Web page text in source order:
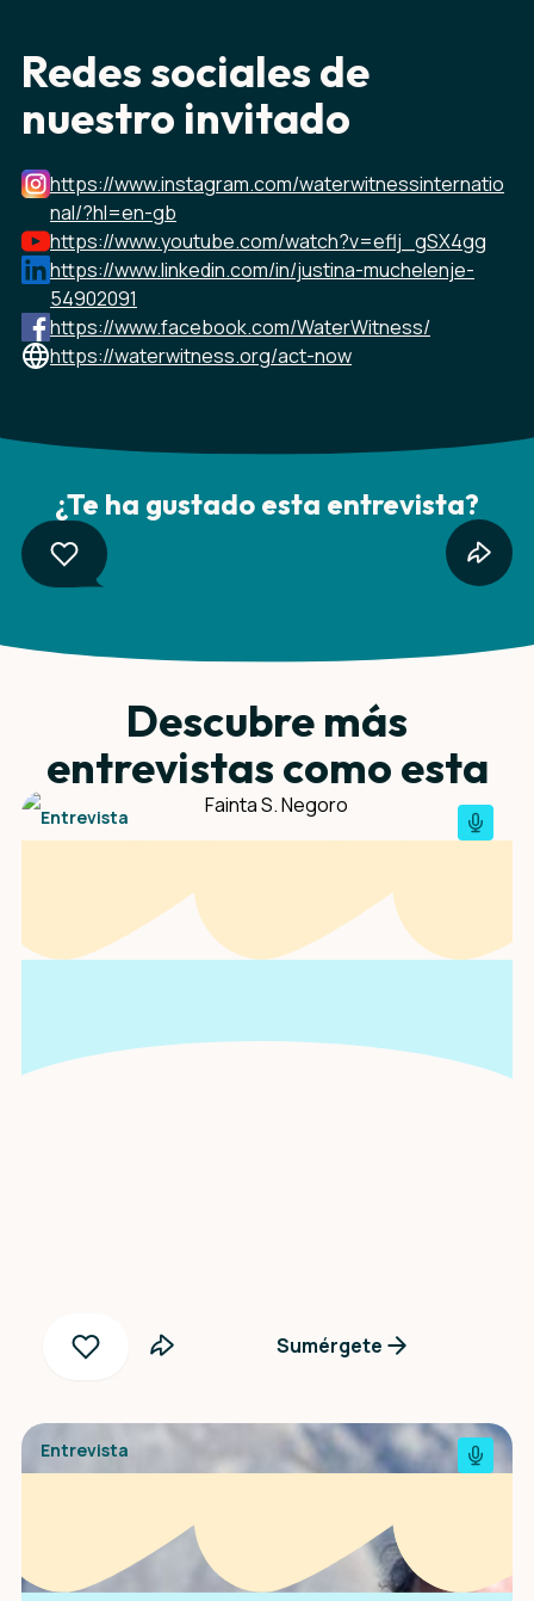
Redes sociales de
nuestro invitado
https://www.instagram.com/waterwitnessinternatio
nal/?hl=en-gb
https://www.youtube.com/watch?v=eflj_gSX4gg
https://www.linkedin.com/in/justina-muchelenje-
54902091
https://www.facebook.com/WaterWitness/
https://waterwitness.org/act-now
¿Te ha gustado esta entrevista?
Descubre más
entrevistas como esta
Entrevista
Sumérgete
Entrevista